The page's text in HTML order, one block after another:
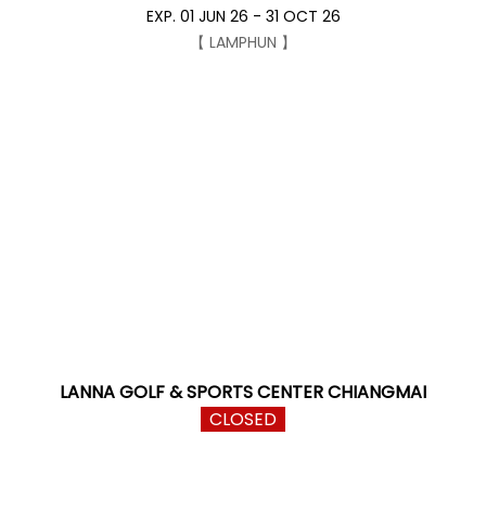
EXP. 01 JUN 26 - 31 OCT 26
【 LAMPHUN 】
LANNA GOLF & SPORTS CENTER CHIANGMAI
CLOSED